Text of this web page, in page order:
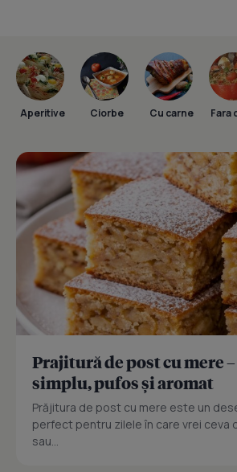
Aperitive Ciorbe Cu carne Fara
Prajitură de post cu mere
simplu, pufos și aromat
Prăjitura de post cu mere este un
perfect pentru zilele în care vrei ceva
sau...